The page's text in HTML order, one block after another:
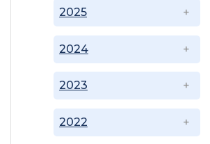
2022
2023
2024
2025